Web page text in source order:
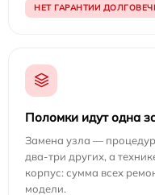
НЕТ ГАРАНТИИ
Поломки идут одна
Замена узла —
два-три других, а
корпус: сумма всех
модели.